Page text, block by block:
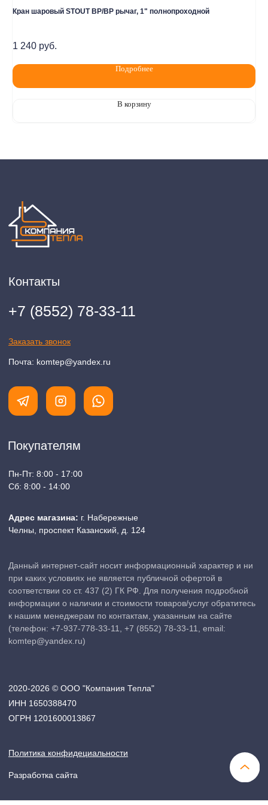
Кран шаровый STOUT ВР/ВР рычаг, 1" полнопроходной
1 240 руб.
Подробнее
В корзину
Разработка сайта